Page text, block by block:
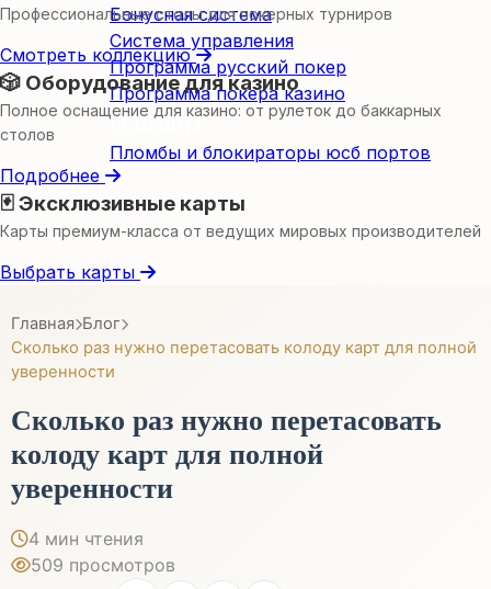
Бонусная система
Система управления
Программа русский покер
Программа покера казино
Пломбы
Пломбы и блокираторы юсб портов
Профессиональные столы для покерных турниров
Смотреть коллекцию
🎲 Оборудование для казино
Полное оснащение для казино: от рулеток до баккарных
столов
Подробнее
🃏 Эксклюзивные карты
Карты премиум-класса от ведущих мировых производителей
Выбрать карты
Главная Блог
Сколько раз нужно перетасовать колоду карт для полной
уверенности
Сколько раз нужно перетасовать
колоду карт для полной
уверенности
4 мин чтения
509 просмотров